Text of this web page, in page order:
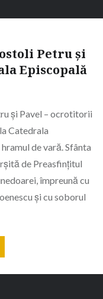
Petru și
Episcopală
și Pavel – ocrotitorii
Catedrala
de vară. Sfânta
de Preasfințitul
împreună cu
și cu soborul